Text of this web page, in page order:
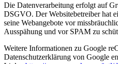
Die Datenverarbeitung erfolgt auf
DSGVO. Der Websitebetreiber hat
seine Webangebote vor
Ausspähung und vor SPAM zu
Weitere Informationen zu Google
Datenschutzerklärung von Google